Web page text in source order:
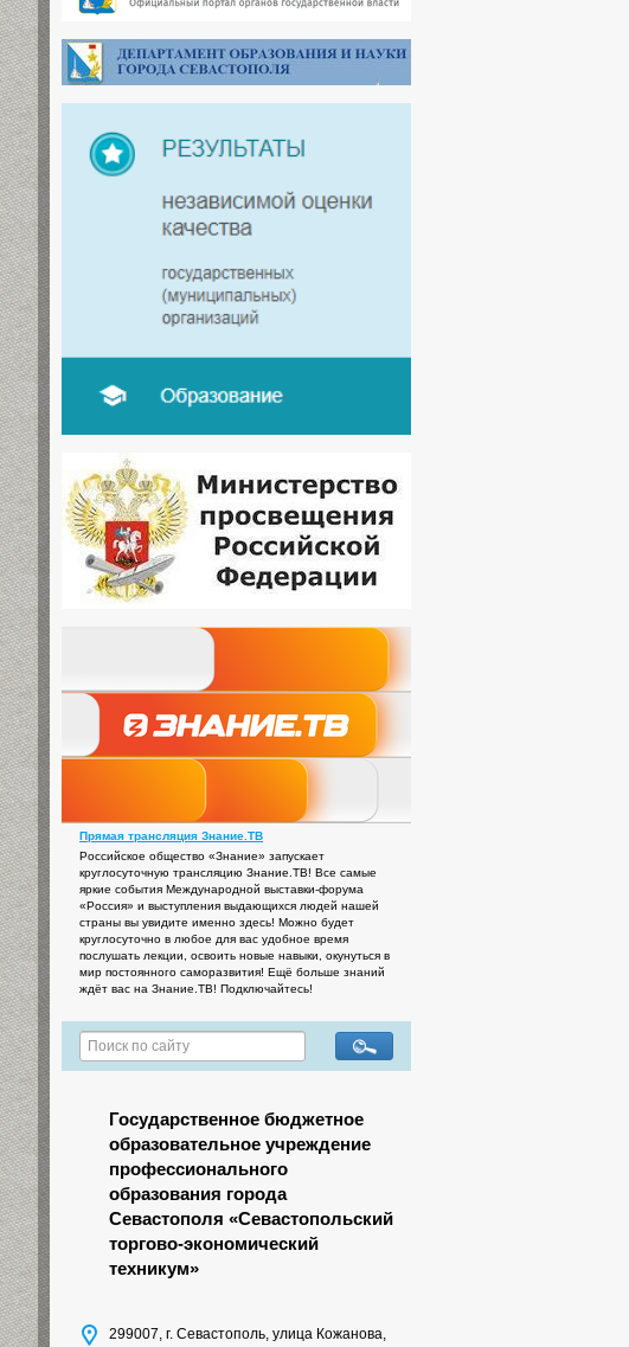
Прямая трансляция Знание.ТВ
Российское общество «Знание» запускает
круглосуточную трансляцию Знание.ТВ! Все самые
яркие события Международной выставки-форума
«Россия» и выступления выдающихся людей нашей
страны вы увидите именно здесь! Можно будет
круглосуточно в любое для вас удобное время
послушать лекции, освоить новые навыки, окунуться в
мир постоянного саморазвития! Ещё больше знаний
ждёт вас на Знание.ТВ! Подключайтесь!
Государственное бюджетное
образовательное учреждение
профессионального
образования города
Севастополя «Севастопольский
торгово-экономический
техникум»
299007, г. Севастополь, улица Кожанова,